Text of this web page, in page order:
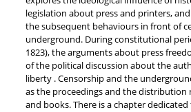
legislation about press and printers,
the subsequent behaviours in front of
underground. During constitutional
1823), the arguments about press
of the political discussion about the
liberty . Censorship and the
as the proceedings and the distribution
and books. There is a chapter